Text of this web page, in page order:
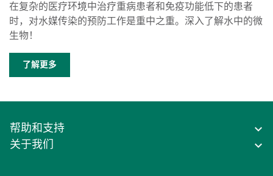
在复杂的医疗环境中治疗重病患者和免疫功能低下的患者
时，对水媒传染的预防工作是重中之重。深入了解水中的微
生物！
了解更多
帮助和支持
关于我们